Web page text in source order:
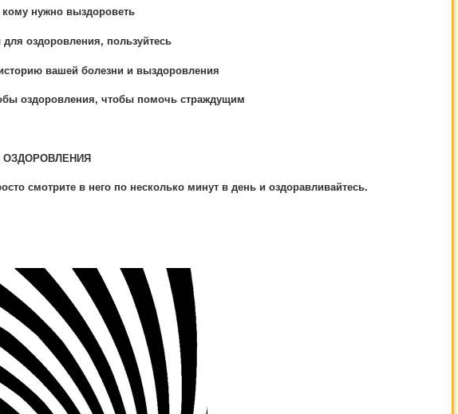
кому нужно выздороветь
оздоровления, пользуйтесь
вашей болезни и выздоровления
оздоровления, чтобы помочь страждущим
ОЗДОРОВЛЕНИЯ
смотрите в него по несколько минут в день и оздоравливайтесь.